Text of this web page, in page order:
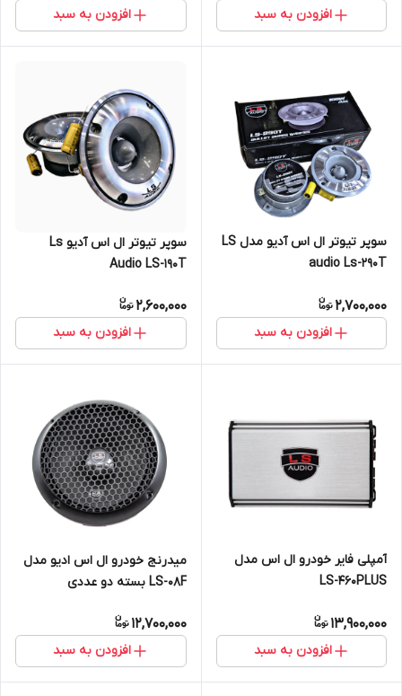
افزودن به سبد افزودن به سبد
سوپر تیوتر ال اس آدیو مدل LS
audio Ls-290T
2,700,000
افزودن به سبد
سوپر تیوتر ال اس آدیو Ls
Audio LS-190T
2,600,000
افزودن به سبد
آمپلی فایر خودرو ال اس مدل
LS-460PLUS
13,900,000
افزودن به سبد
میدرنج خودرو ال اس ادیو مدل
LS-08F بسته دو عددی
12,700,000
افزودن به سبد